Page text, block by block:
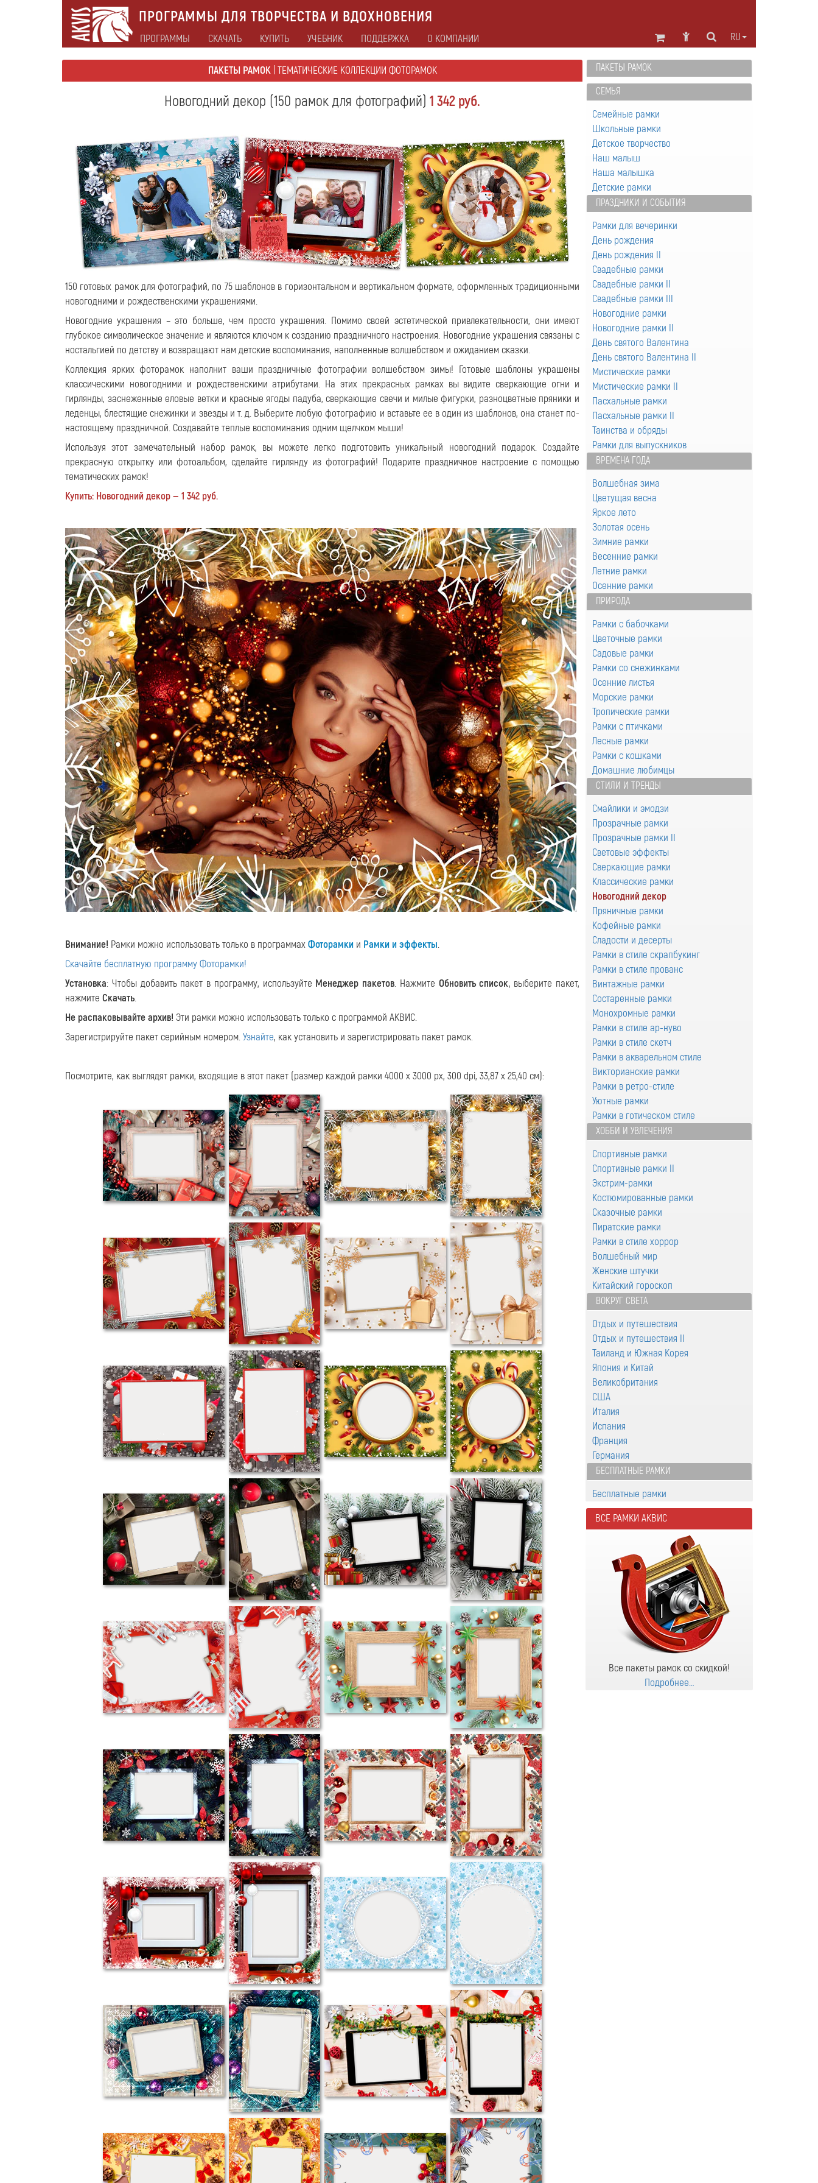
ПРОГРАММЫ ДЛЯ ТВОРЧЕСТВА И ВДОХНОВЕНИЯ
RU
ПРОГРАММЫ СКАЧАТЬ КУПИТЬ УЧЕБНИК ПОДДЕРЖКА О КОМПАНИИ
ПАКЕТЫ РАМОК| ТЕМАТИЧЕСКИЕ КОЛЛЕКЦИИ ФОТОРАМОК
Новогодний декор (150 рамок для фотографий) 1 342 руб.
150 готовых рамок для фотографий, по 75 шаблонов в горизонтальном и вертикальном формате, оформленных традиционными
новогодними и рождественскими украшениями.
Новогодние украшения – это больше, чем просто украшения. Помимо своей эстетической привлекательности, они имеют
глубокое символическое значение и являются ключом к созданию праздничного настроения. Новогодние украшения связаны с
ностальгией по детству и возвращают нам детские воспоминания, наполненные волшебством и ожиданием сказки.
Коллекция ярких фоторамок наполнит ваши праздничные фотографии волшебством зимы! Готовые шаблоны украшены
классическими новогодними и рождественскими атрибутами. На этих прекрасных рамках вы видите сверкающие огни и
гирлянды, заснеженные еловые ветки и красные ягоды падуба, сверкающие свечи и милые фигурки, разноцветные пряники и
леденцы, блестящие снежинки и звезды и т. д. Выберите любую фотографию и вставьте ее в один из шаблонов, она станет по-
настоящему праздничной. Создавайте теплые воспоминания одним щелчком мыши!
Используя этот замечательный набор рамок, вы можете легко подготовить уникальный новогодний подарок. Создайте
прекрасную открытку или фотоальбом, сделайте гирлянду из фотографий! Подарите праздничное настроение с помощью
тематических рамок!
Купить: Новогодний декор — 1 342 руб.
Внимание! Рамки можно использовать только в программахФоторамки и Рамки и эффекты.
Скачайте бесплатную программу Фоторамки!
Установка: Чтобы добавить пакет в программу, используйте Менеджер пакетов. Нажмите Обновить список, выберите пакет,
нажмите Скачать.
Не распаковывайте архив! Эти рамки можно использовать только с программой АКВИС.
Зарегистрируйте пакет серийным номером.Узнайте, как установить и зарегистрировать пакет рамок.
Посмотрите, как выглядят рамки, входящие в этот пакет (размер каждой рамки 4000 x 3000 px, 300 dpi, 33,87 x 25,40 см):
ПАКЕТЫ РАМОК
СЕМЬЯ
Семейные рамки
Школьные рамки
Детское творчество
Наш малыш
Наша малышка
Детские рамки
ПРАЗДНИКИ И СОБЫТИЯ
Рамки для вечеринки
День рождения
День рождения II
Свадебные рамки
Свадебные рамки II
Свадебные рамки III
Новогодние рамки
Новогодние рамки II
День святого Валентина
День святого Валентина II
Мистические рамки
Мистические рамки II
Пасхальные рамки
Пасхальные рамки II
Таинства и обряды
Рамки для выпускников
ВРЕМЕНА ГОДА
Волшебная зима
Цветущая весна
Яркое лето
Золотая осень
Зимние рамки
Весенние рамки
Летние рамки
Осенние рамки
ПРИРОДА
Рамки с бабочками
Цветочные рамки
Садовые рамки
Рамки со снежинками
Осенние листья
Морские рамки
Тропические рамки
Рамки с птичками
Лесные рамки
Рамки с кошками
Домашние любимцы
СТИЛИ И ТРЕНДЫ
Смайлики и эмодзи
Прозрачные рамки
Прозрачные рамки II
Световые эффекты
Сверкающие рамки
Классические рамки
Новогодний декор
Пряничные рамки
Кофейные рамки
Сладости и десерты
Рамки в стиле скрапбукинг
Рамки в стиле прованс
Винтажные рамки
Состаренные рамки
Монохромные рамки
Рамки в стиле ар-нуво
Рамки в стиле скетч
Рамки в акварельном стиле
Викторианские рамки
Рамки в ретро-стиле
Уютные рамки
Рамки в готическом стиле
ХОББИ И УВЛЕЧЕНИЯ
Спортивные рамки
Спортивные рамки II
Экстрим-рамки
Костюмированные рамки
Сказочные рамки
Пиратские рамки
Рамки в стиле хоррор
Волшебный мир
Женские штучки
Китайский гороскоп
ВОКРУГ СВЕТА
Отдых и путешествия
Отдых и путешествия II
Таиланд и Южная Корея
Япония и Китай
Великобритания
США
Италия
Испания
Франция
Германия
БЕСПЛАТНЫЕ РАМКИ
Бесплатные рамки
ВСЕ РАМКИ АКВИС
Все пакеты рамок со скидкой!
Подробнее…